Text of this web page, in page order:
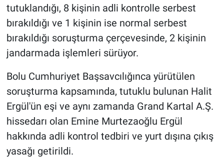
tutuklandığı, 8 kişinin adli kontrolle serbest
bırakıldığı ve 1 kişinin ise normal serbest
bırakıldığı soruşturma çerçevesinde, 2 kişinin
jandarmada işlemleri sürüyor.
Bolu Cumhuriyet Başsavcılığınca yürütülen
soruşturma kapsamında, tutuklu bulunan Halit
Ergül'ün eşi ve aynı zamanda Grand Kartal A.Ş.
hissedarı olan Emine Murtezaoğlu Ergül
hakkında adli kontrol tedbiri ve yurt dışına çıkış
yasağı getirildi.